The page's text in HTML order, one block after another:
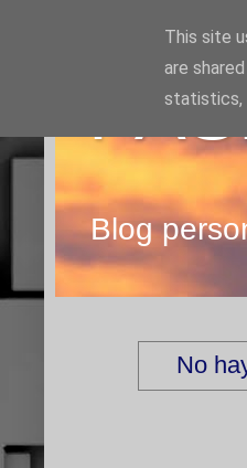
Blog
No
This site
are
statistics,